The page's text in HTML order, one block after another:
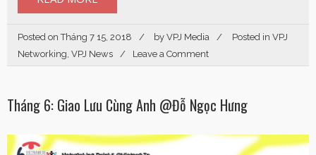
Posted onTháng 7 15, 2018 by VPJ Media Posted in VPJ
Networking, VPJ News Leave a Comment
Tháng 6: Giao Lưu Cùng Anh @Đỗ Ngọc Hưng